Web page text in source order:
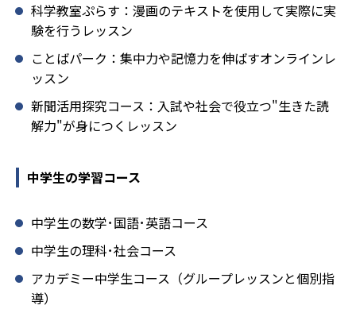
科学教室ぷらす：漫画のテキストを使用して実際に実
験を行うレッスン
ことばパーク：集中力や記憶力を伸ばすオンラインレ
ッスン
新聞活用探究コース：入試や社会で役立つ"生きた読
解力"が身につくレッスン
中学生の学習コース
中学生の数学･国語･英語コース
中学生の理科･社会コース
アカデミー中学生コース（グループレッスンと個別指
導）